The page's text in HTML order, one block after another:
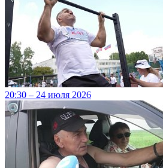
20:30 – 24 июля 2026